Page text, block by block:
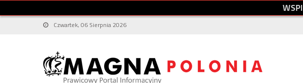
WSPI
Czwartek, 06 Sierpnia 2026